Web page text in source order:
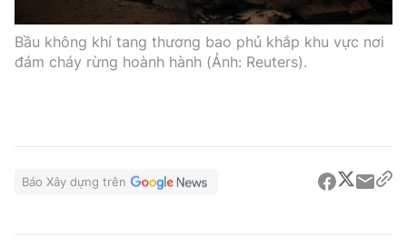
Bầu không khí tang thương bao phủ khắp khu vực nơi
đám cháy rừng hoành hành (Ảnh: Reuters).
Báo Xây dựng trên